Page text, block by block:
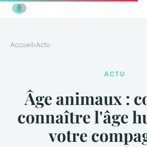
Accueil›Actu
ACTU
Âge animaux :
connaître l'âge
votre